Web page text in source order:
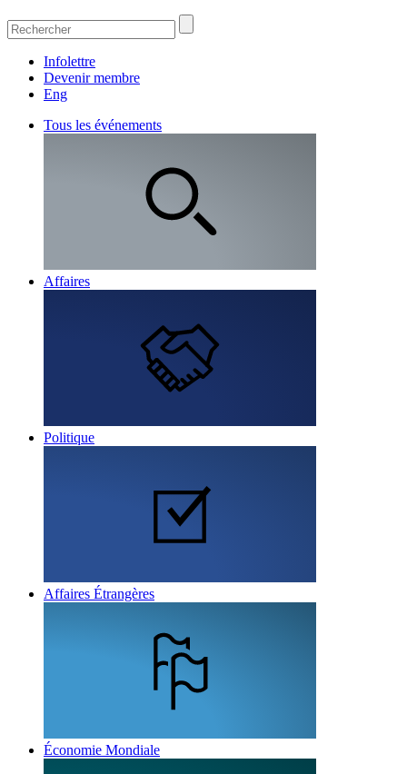
Infolettre
Devenir membre
Eng
Tous les événements
Affaires
Politique
Affaires Étrangères
Économie Mondiale